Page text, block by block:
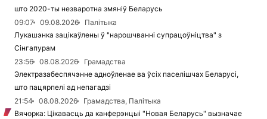
што 2020-ты незваротна змяніў Беларусь
09:07
09.08.2026
Палітыка
Лукашэнка зацікаўлены ў "нарошчванні супрацоўніцтва" з
Сінгапурам
23:56
08.08.2026
Грамадства
Электразабеспячэнне адноўленае ва ўсіх паселішчах Беларусі,
што пацярпелі ад непагадзі
21:54
08.08.2026
Грамадства, Палітыка
Вячорка: Цікавасць да канферэнцыі "Новая Беларусь" вызначае